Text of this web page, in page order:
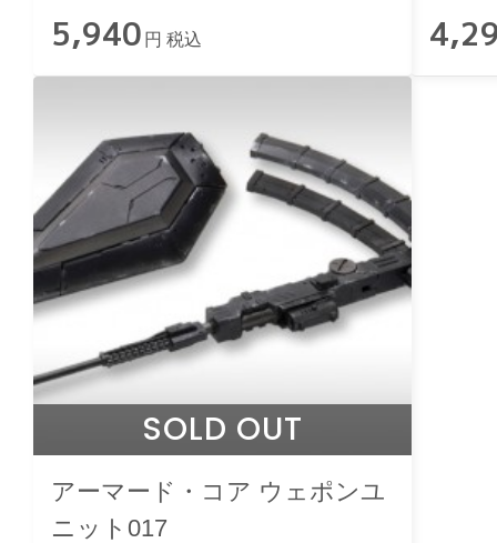
5,940 円 税込
SOLD OUT
アーマード・コア ウェポンユ
ニット017